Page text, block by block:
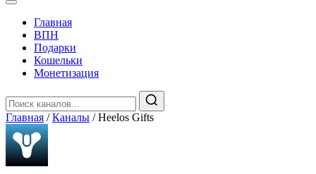
Главная
️ВПН
Подарки
Кошельки
Монетизация
Главная / Каналы / Heelos Gifts